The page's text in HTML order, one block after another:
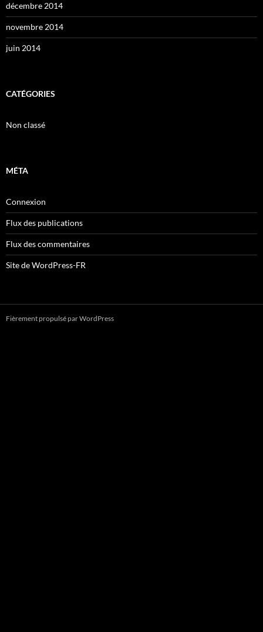
décembre 2014
novembre 2014
juin 2014
CATÉGORIES
Non classé
MÉTA
Connexion
Flux des publications
Flux des commentaires
Site de WordPress-FR
Fièrement propulsé par WordPress